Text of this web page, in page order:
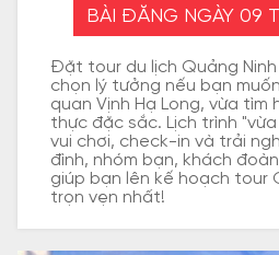
BÀI ĐĂNG NGÀY 09
Đặt tour du lịch Quảng
chọn lý tưởng nếu bạn
quan Vịnh Hạ Long, vừa tìm
thực đặc sắc. Lịch trình
vui chơi, check-in và trải
đình, nhóm bạn, khách
giúp bạn lên kế hoạch tour
trọn vẹn nhất!